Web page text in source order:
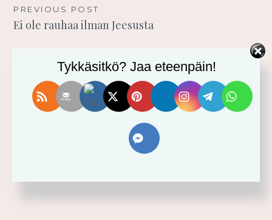
Artikkelien
selaus
PREVIOUS POST
Ei ole rauhaa ilman Jeesusta
TERVETULOA BLOGIINI!
Tykkäsitkö? Jaa eteenpäin!